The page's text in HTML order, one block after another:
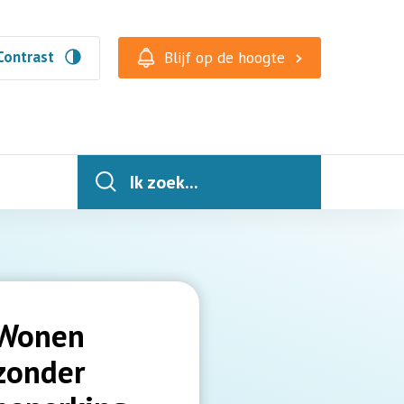
Blijf op de hoogte
Ik zoek...